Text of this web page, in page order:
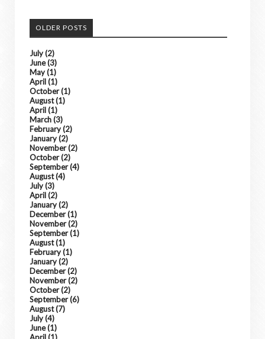
OLDER POSTS
July(2)
June(3)
May(1)
April(1)
October(1)
August(1)
April(1)
March(3)
February(2)
January(2)
November(2)
October(2)
September(4)
August(4)
July(3)
April(2)
January(2)
December(1)
November(2)
September(1)
August(1)
February(1)
January(2)
December(2)
November(2)
October(2)
September(6)
August(7)
July(4)
June(1)